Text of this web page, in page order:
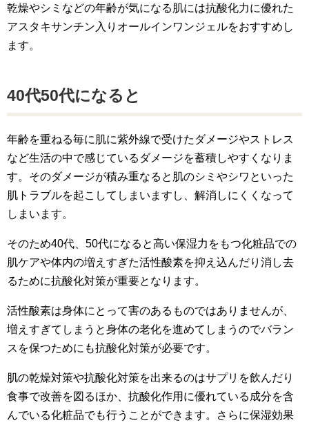
乾燥やシミなどの年齢が気になる肌には抗酸化力に優れた
アスタキサンチン入りオールインワンジェルをおすすめし
ます。
40代50代になると
年齢を重ねる毎に肌に紫外線で受けたダメージやストレス
など生活の中で感じているダメージを蓄積しやすくなりま
す。そのダメージが積み重なると肌のシミやシワといった
肌トラブルを起こしてしまいますし、解消しにくくなって
しまいます。
そのため40代、50代になると高い保湿力をもつ化粧品での
肌ケアや体内の増えすぎた活性酸素を抑え込んだり消し去
るために抗酸化対策が重要となります。
活性酸素は身体にとって害のあるものではありませんが、
増えすぎてしまうと身体の老化を進めてしまうのでバラン
スを保つためにも抗酸化対策が必要です。
肌の乾燥対策や抗酸化対策を出来るのはサプリを飲んだり
食事で改善を図るほか、抗酸化作用に優れている成分を含
んでいる化粧品でも行うことができます。さらに保湿効果